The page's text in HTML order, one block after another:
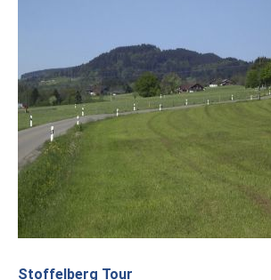
Stoffelberg Tour